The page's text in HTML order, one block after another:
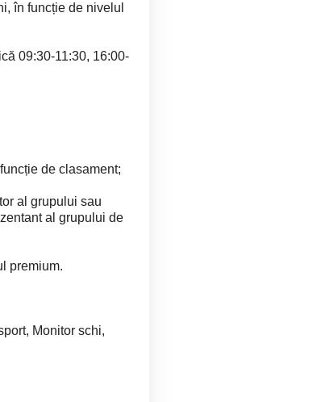
în funcție de nivelul
09:30-11:30, 16:00-
de clasament;
al grupului sau
al grupului de
premium.
Monitor schi,